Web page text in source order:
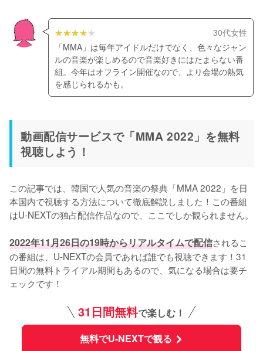
30代女性
「MMA」は毎年アイドルだけでなく、色々なジャン
ルの音楽が楽しめるので音楽好きにはたまらない番
組。今年はオフライン開催なので、より会場の熱気
を感じられるかも。
動画配信サービスで「MMA 2022」を無料
視聴しよう！
この記事では、韓国で人気の音楽の祭典「MMA 2022」を日
本国内で視聴する方法について徹底解説しました！この番組
はU-NEXTの独占配信作品なので、ここでしか観られません。
2022年11月26日の19時からリアルタイムで配信されるこ
の番組は、U-NEXTの会員であれば誰でも視聴できます！31
日間の無料トライアル期間もあるので、気になる場合は要チ
ェックです！
31日間無料で楽しむ！
無料でU-NEXTで観る